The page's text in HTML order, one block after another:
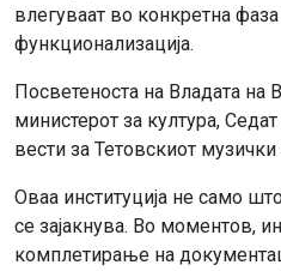
влегуваат во конкретна
функционализација.
Посветеноста на Владата
министерот за култура,
вести за Тетовскиот
Оваа институција не само
се зајакнува. Во моментов,
комплетирање на